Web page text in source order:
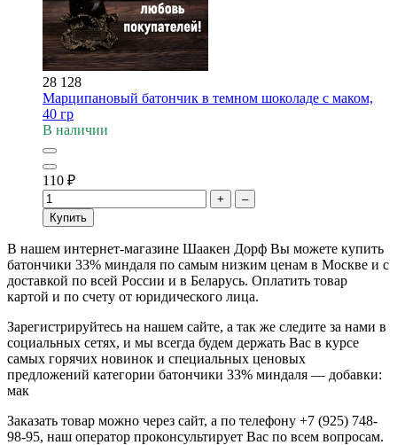
28 128
Марципановый батончик в темном шоколаде с маком,
40 гр
В наличии
110 ₽
+
–
Купить
В нашем интернет-магазине Шаакен Дорф Вы можете купить
батончики 33% миндаля по самым низким ценам в Москве и с
доставкой по всей России и в Беларусь. Оплатить товар
картой и по счету от юридического лица.
Зарегистрируйтесь на нашем сайте, а так же следите за нами в
социальных сетях, и мы всегда будем держать Вас в курсе
самых горячих новинок и специальных ценовых
предложений категории батончики 33% миндаля — добавки:
мак
Заказать товар можно через сайт, а по телефону +7 (925) 748-
98-95, наш оператор проконсультирует Вас по всем вопросам.